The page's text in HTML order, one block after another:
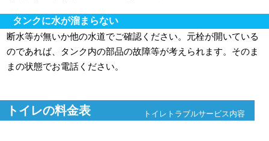
タンクに水が溜まらない
断水等が無いか他の水道でご確認ください。元栓が開いている
のであれば、タンク内の部品の故障等が考えられます。そのま
まの状態でお電話ください。
トイレの料金表 トイレトラブルサービス内容